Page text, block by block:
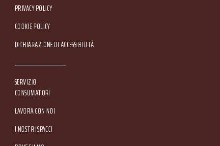
Footer Service Menu
PRIVACY POLICY
COOKIE POLICY
DICHIARAZIONE DI ACCESSIBILITÀ
SERVIZIO
CONSUMATORI
LAVORA CON NOI
I NOSTRI SPACCI